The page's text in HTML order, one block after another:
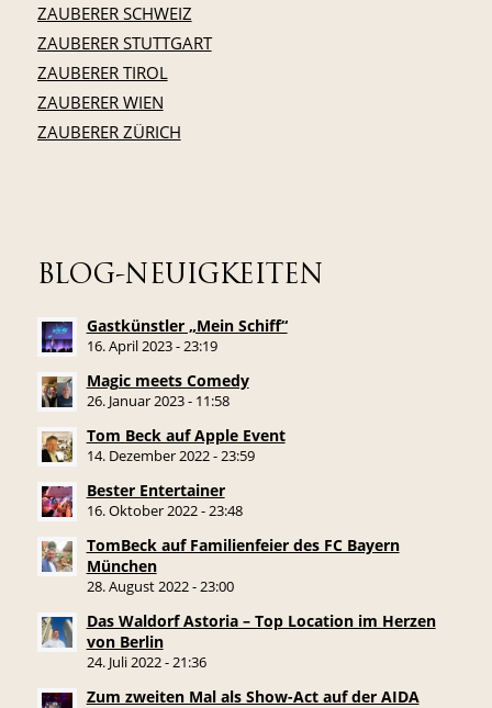
ZAUBERER SCHWEIZ
ZAUBERER STUTTGART
ZAUBERER TIROL
ZAUBERER WIEN
ZAUBERER ZÜRICH
BLOG-NEUIGKEITEN
Gastkünstler „Mein Schiff“
16. April 2023 - 23:19
Magic meets Comedy
26. Januar 2023 - 11:58
Tom Beck auf Apple Event
14. Dezember 2022 - 23:59
Bester Entertainer
16. Oktober 2022 - 23:48
TomBeck auf Familienfeier des FC Bayern
München
28. August 2022 - 23:00
Das Waldorf Astoria – Top Location im Herzen
von Berlin
24. Juli 2022 - 21:36
Zum zweiten Mal als Show-Act auf der AIDA